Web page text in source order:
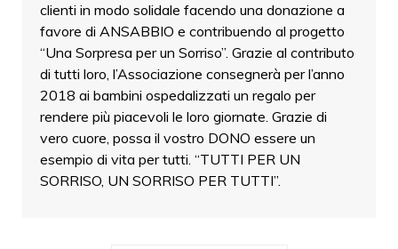
clienti in modo solidale facendo una donazione a
favore di ANSABBIO e contribuendo al progetto
“Una Sorpresa per un Sorriso”. Grazie al contributo
di tutti loro, l’Associazione consegnerà per l’anno
2018 ai bambini ospedalizzati un regalo per
rendere più piacevoli le loro giornate. Grazie di
vero cuore, possa il vostro DONO essere un
esempio di vita per tutti. “TUTTI PER UN
SORRISO, UN SORRISO PER TUTTI”.